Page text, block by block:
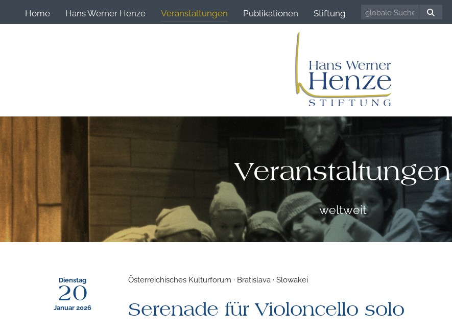
Home Hans Werner Henze Veranstaltungen Publikationen Stiftung
Veranstaltungen
weltweit
Dienstag
20
Januar 2026
Österreichisches Kulturforum · Bratislava · Slowakei
Serenade für Violoncello solo